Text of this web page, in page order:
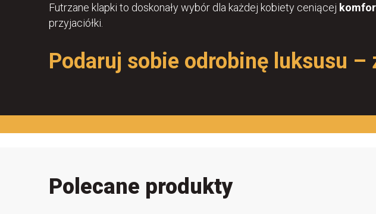
Futrzane klapki to doskonały wybór dla każdej kobiety ceniącej
przyjaciółki.
Podaruj sobie odrobinę luksusu –
Polecane produkty